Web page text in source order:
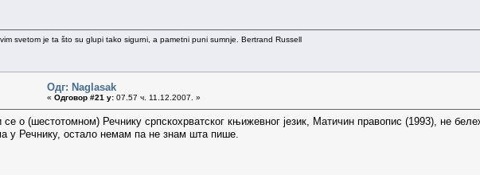
svetom je ta što su glupi tako sigurni, a pametni puni sumnje. Bertrand Russell
Одг: Naglasak
« Одговор #21 у: 07.57 ч. 11.12.2007. »
о (шестотомном) Речнику српскохрватског књижевног језик, Матичин правопис (1993), не
у Речнику, остало немам па не знам шта пише.